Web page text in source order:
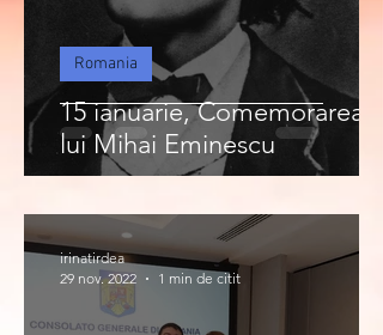
15 ianuarie, Comemorarea
lui Mihai Eminescu
Romania
irinatirdea
29 nov. 2022
1 min de citit